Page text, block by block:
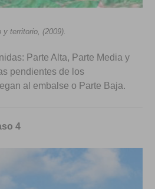
territorio, (2009).
Parte Alta, Parte Media y
pendientes de los
al embalse o Parte Baja.
4